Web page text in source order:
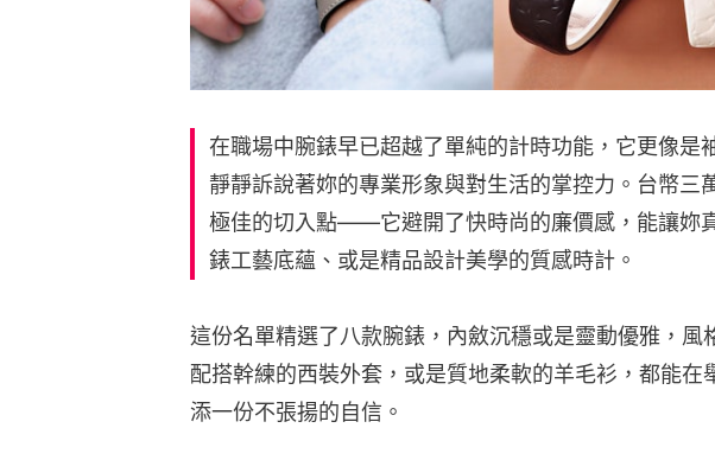
在職場中腕錶早已超越了單純的計時功能，它更像是
靜靜訴說著妳的專業形象與對生活的掌控力。台幣三
極佳的切入點——它避開了快時尚的廉價感，能讓妳
錶工藝底蘊、或是精品設計美學的質感時計。
這份名單精選了八款腕錶，內斂沉穩或是靈動優雅，風
配搭幹練的西裝外套，或是質地柔軟的羊毛衫，都能在
添一份不張揚的自信。